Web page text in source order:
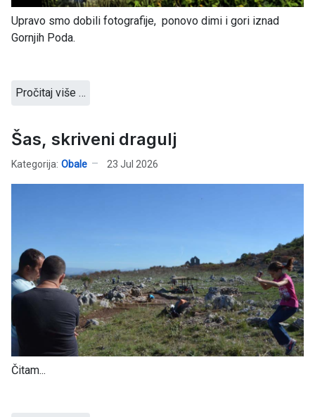
Upravo smo dobili fotografije, ponovo dimi i gori iznad
Gornjih Poda.
Pročitaj više …
Šas, skriveni dragulj
Kategorija: Obale 23 Jul 2026
Čitam...